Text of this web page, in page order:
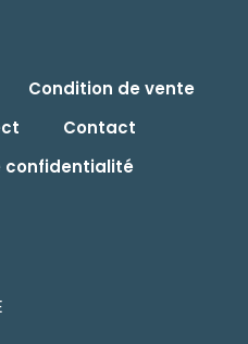
Condition de vente
Contact
confidentialité